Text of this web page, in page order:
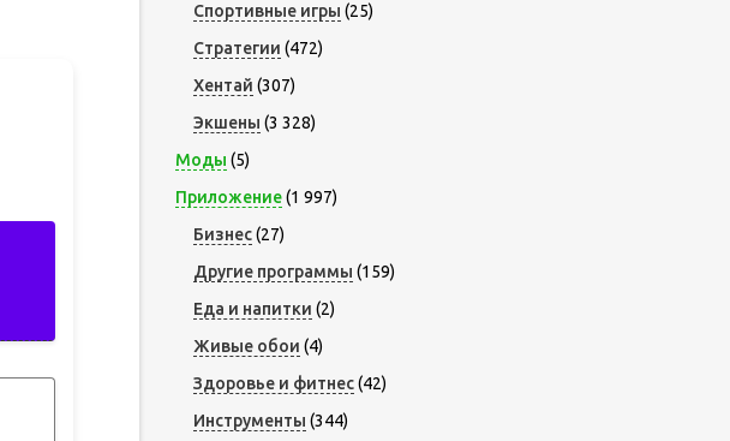
Спортивные игры (25)
Стратегии (472)
Хентай (307)
Экшены (3 328)
Моды (5)
Приложение(1 997)
Бизнес(27)
Другие программы (159)
Еда и напитки (2)
Живые обои (4)
Здоровье и фитнес(42)
Инструменты (344)